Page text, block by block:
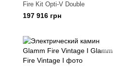
Fire Kit Opti-V Double
197 916 грн